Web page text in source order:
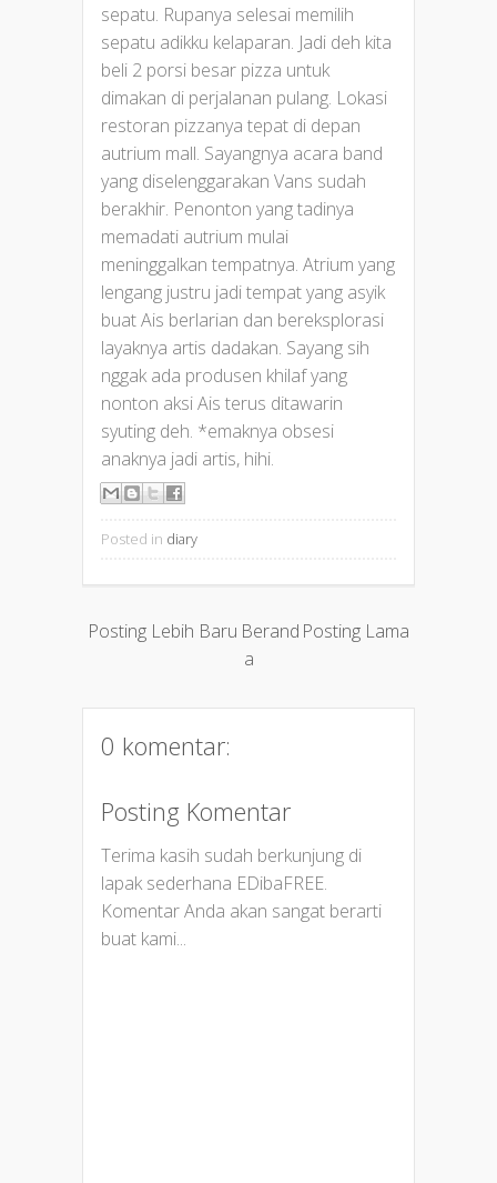
sepatu. Rupanya selesai memilih
sepatu adikku kelaparan. Jadi deh kita
beli 2 porsi besar pizza untuk
dimakan di perjalanan pulang. Lokasi
restoran pizzanya tepat di depan
autrium mall. Sayangnya acara band
yang diselenggarakan Vans sudah
berakhir. Penonton yang tadinya
memadati autrium mulai
meninggalkan tempatnya. Atrium yang
lengang justru jadi tempat yang asyik
buat Ais berlarian dan bereksplorasi
layaknya artis dadakan. Sayang sih
nggak ada produsen khilaf yang
nonton aksi Ais terus ditawarin
syuting deh. *emaknya obsesi
anaknya jadi artis, hihi.
Posted in diary
Posting Lebih Baru Posting Lama
Berand
a
0 komentar:
Posting Komentar
Terima kasih sudah berkunjung di
lapak sederhana EDibaFREE.
Komentar Anda akan sangat berarti
buat kami...